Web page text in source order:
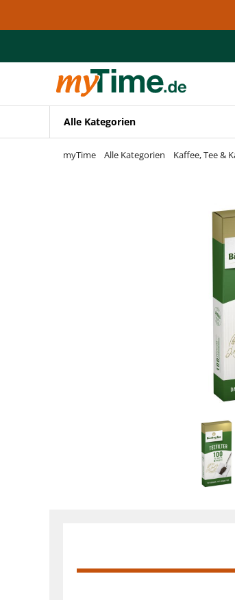
Zur Navigation springen
Alle Kategorien
myTime Alle Kategorien Kaffee, Tee &